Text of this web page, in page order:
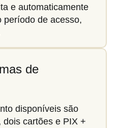
e automaticamente
período de acesso,
de
disponíveis são
cartões e PIX +